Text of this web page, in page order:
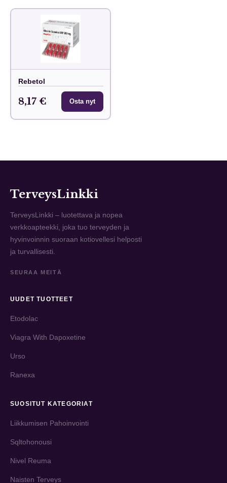
Rebetol
8,17 € Osta nyt
TerveysLinkki
TerveysLinkki – luotettava ja nopea
verkkoapteekki, joka tuo terveyden ja
hyvinvoinnin suoraan kotiovellesi helposti
ja turvallisesti.
SEURAA MEITÄ
UUDET TUOTTEET
Etodolac
Viagra With Dapoxetine
Urso
Ranexa
SUOSITUT KATEGORIAT
Liikkumisen Pahoinvointi
Sqltohonousi
Nivel Reuma
Naisten Terveys